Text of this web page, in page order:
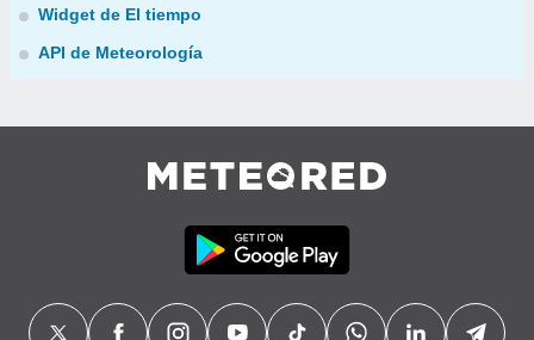
Widget de El tiempo
API de Meteorología